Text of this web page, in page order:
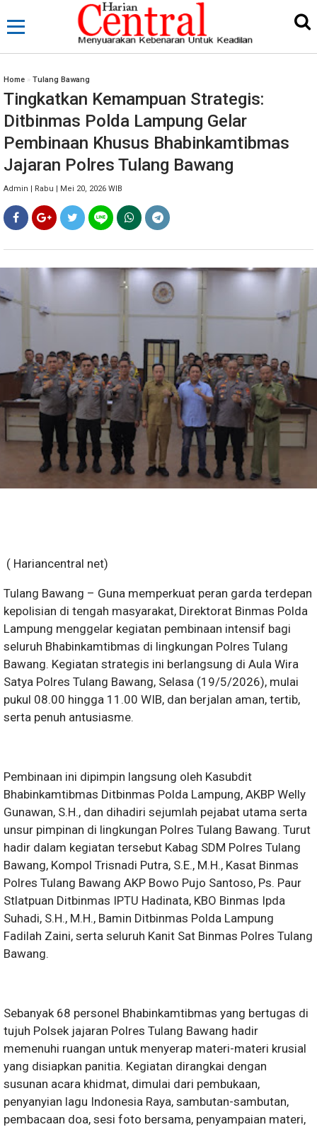
Home » Tulang Bawang
Tingkatkan Kemampuan Strategis:
Ditbinmas Polda Lampung Gelar
Pembinaan Khusus Bhabinkamtibmas
Jajaran Polres Tulang Bawang
Admin | Rabu | Mei 20, 2026 WIB
( Hariancentral net)
Tulang Bawang – Guna memperkuat peran garda terdepan
kepolisian di tengah masyarakat, Direktorat Binmas Polda
Lampung menggelar kegiatan pembinaan intensif bagi
seluruh Bhabinkamtibmas di lingkungan Polres Tulang
Bawang. Kegiatan strategis ini berlangsung di Aula Wira
Satya Polres Tulang Bawang, Selasa (19/5/2026), mulai
pukul 08.00 hingga 11.00 WIB, dan berjalan aman, tertib,
serta penuh antusiasme.
Pembinaan ini dipimpin langsung oleh Kasubdit
Bhabinkamtibmas Ditbinmas Polda Lampung, AKBP Welly
Gunawan, S.H., dan dihadiri sejumlah pejabat utama serta
unsur pimpinan di lingkungan Polres Tulang Bawang. Turut
hadir dalam kegiatan tersebut Kabag SDM Polres Tulang
Bawang, Kompol Trisnadi Putra, S.E., M.H., Kasat Binmas
Polres Tulang Bawang AKP Bowo Pujo Santoso, Ps. Paur
Stlatpuan Ditbinmas IPTU Hadinata, KBO Binmas Ipda
Suhadi, S.H., M.H., Bamin Ditbinmas Polda Lampung
Fadilah Zaini, serta seluruh Kanit Sat Binmas Polres Tulang
Bawang.
Sebanyak 68 personel Bhabinkamtibmas yang bertugas di
tujuh Polsek jajaran Polres Tulang Bawang hadir
memenuhi ruangan untuk menyerap materi-materi krusial
yang disiapkan panitia. Kegiatan dirangkai dengan
susunan acara khidmat, dimulai dari pembukaan,
penyanyian lagu Indonesia Raya, sambutan-sambutan,
pembacaan doa, sesi foto bersama, penyampaian materi,